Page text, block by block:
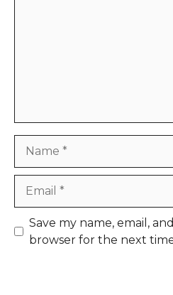
Save my name, email,
browser for the next